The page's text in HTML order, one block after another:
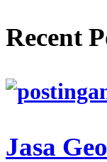
Recent
Jasa